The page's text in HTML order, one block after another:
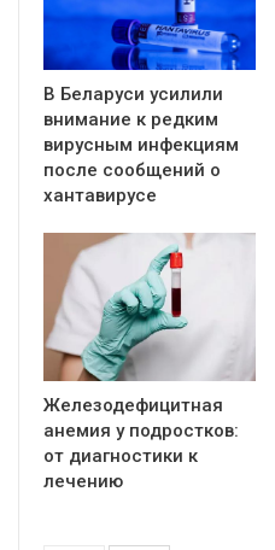
В Беларуси усилили
внимание к редким
вирусным инфекциям
после сообщений о
хантавирусе
Железодефицитная
анемия у подростков:
от диагностики к
лечению